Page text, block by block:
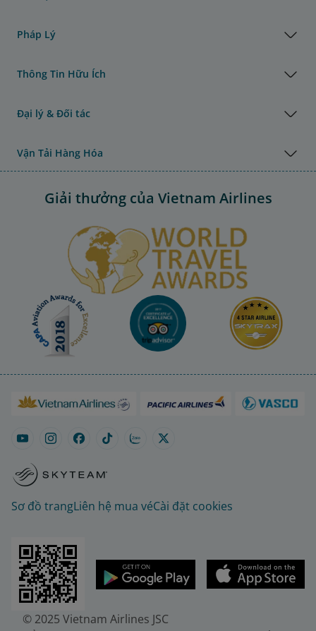
Pháp Lý
Thông Tin Hữu Ích
Đại lý & Đối tác
Vận Tải Hàng Hóa
Giải thưởng của Vietnam Airlines
Sơ đồ trangLiên hệ mua véCài đặt cookies
© 2025 Vietnam Airlines JSC